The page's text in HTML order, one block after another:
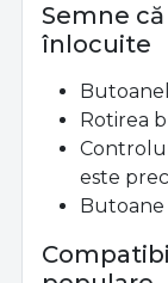
Semne
înlocuite
Rotirea
este